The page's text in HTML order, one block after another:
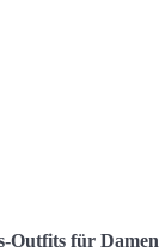
Outfits für Damen